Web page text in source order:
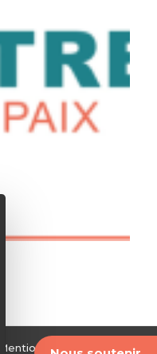
Mentions légales